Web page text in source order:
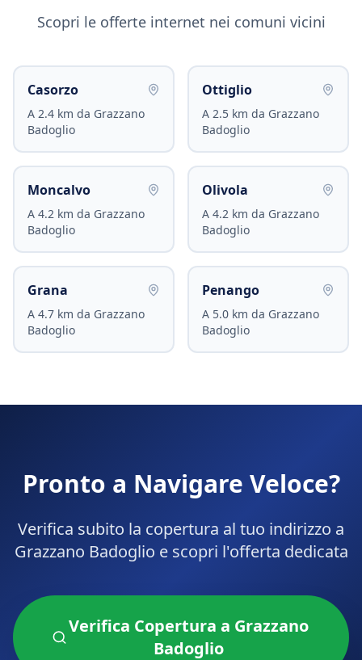
Scopri le offerte internet nei comuni vicini
Casorzo
A 2.4 km da Grazzano
Badoglio
Ottiglio
A 2.5 km da Grazzano
Badoglio
Moncalvo
A 4.2 km da Grazzano
Badoglio
Olivola
A 4.2 km da Grazzano
Badoglio
Grana
A 4.7 km da Grazzano
Badoglio
Penango
A 5.0 km da Grazzano
Badoglio
Pronto a Navigare Veloce?
Verifica subito la copertura al tuo indirizzo a
Grazzano Badoglio e scopri l'offerta dedicata
Verifica Copertura a Grazzano
Badoglio